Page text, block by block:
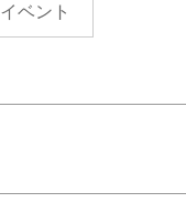
イベント